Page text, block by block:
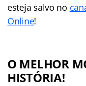
esteja salvo no
Online!
O MELHOR
HISTÓRIA!